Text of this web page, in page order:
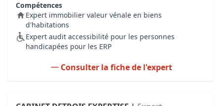
Compétences
Expert immobilier valeur vénale en biens
d'habitations
Expert audit accessibilité pour les personnes
handicapées pour les ERP
Consulter la fiche de l'expert